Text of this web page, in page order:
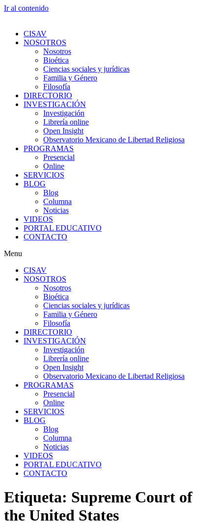
Ir al contenido
CISAV
NOSOTROS
Nosotros
Bioética
Ciencias sociales y jurídicas
Familia y Género
Filosofía
DIRECTORIO
INVESTIGACIÓN
Investigación
Librería online
Open Insight
Observatorio Mexicano de Libertad Religiosa
PROGRAMAS
Presencial
Online
SERVICIOS
BLOG
Blog
Columna
Noticias
VIDEOS
PORTAL EDUCATIVO
CONTACTO
Menu
CISAV
NOSOTROS
Nosotros
Bioética
Ciencias sociales y jurídicas
Familia y Género
Filosofía
DIRECTORIO
INVESTIGACIÓN
Investigación
Librería online
Open Insight
Observatorio Mexicano de Libertad Religiosa
PROGRAMAS
Presencial
Online
SERVICIOS
BLOG
Blog
Columna
Noticias
VIDEOS
PORTAL EDUCATIVO
CONTACTO
Etiqueta: Supreme Court of
the United States